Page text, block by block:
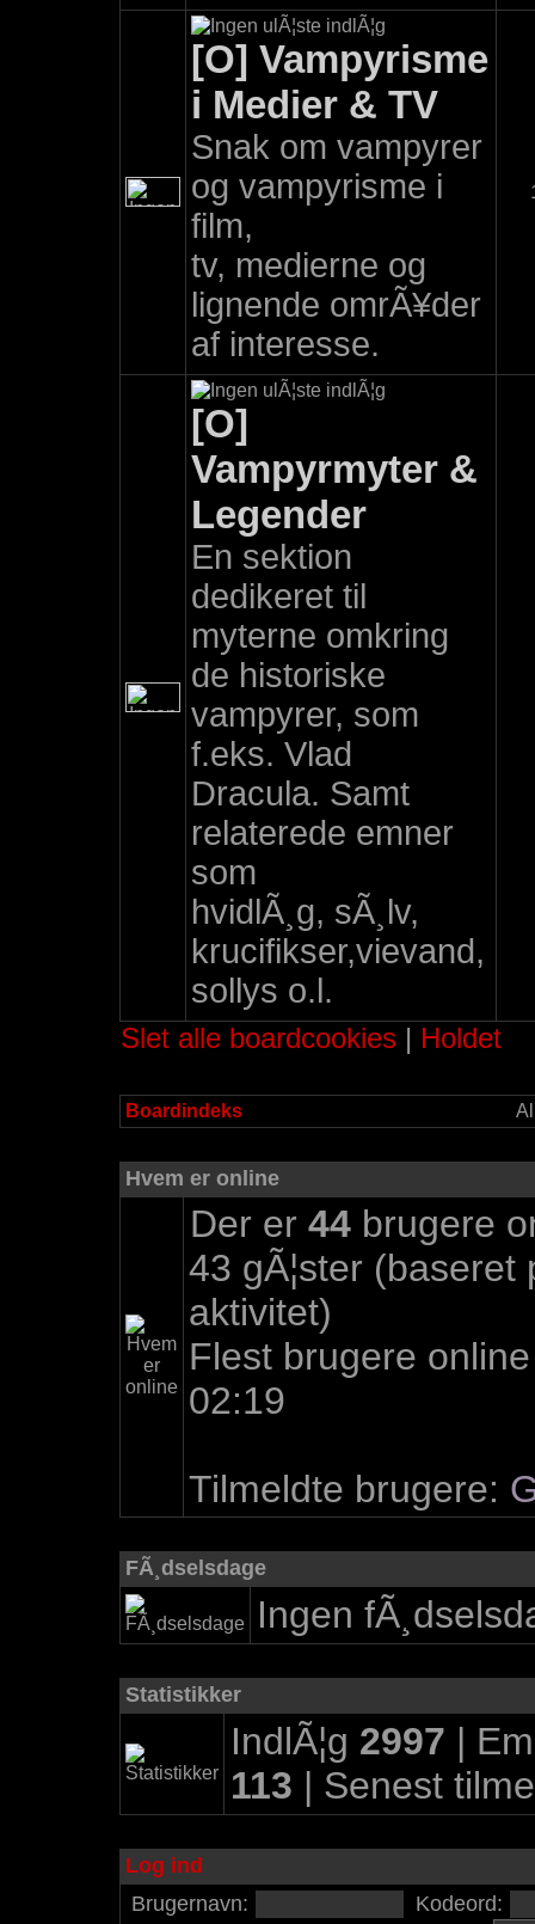
[O] Vampyrisme
i Medier & TV
Snak om vampyrer
og vampyrisme i
film,
tv, medierne og
lignende omrÃ¥der
af interesse.
[O]
Vampyrmyter &
Legender
En sektion
dedikeret til
myterne omkring
de historiske
vampyrer, som
f.eks. Vlad
Dracula. Samt
relaterede emner
som
hvidlÃ¸g, sÃ¸lv,
krucifikser,vievand,
sollys o.l.
Slet alle boardcookies | Holdet
Boardindeks
Hvem er online
Der er 44 brugere
43 gÃ¦ster
aktivitet)
Flest brugere
02:19
Tilmeldte brugere:
FÃ¸dselsdage
Ingen
Statistikker
IndlÃ¦g 2997 |
113 | Senest
Log ind
Brugernavn:
Kodeord: